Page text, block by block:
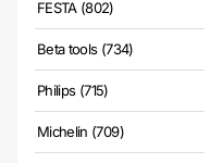
FESTA (802)
Beta tools (734)
Philips (715)
Michelin (709)